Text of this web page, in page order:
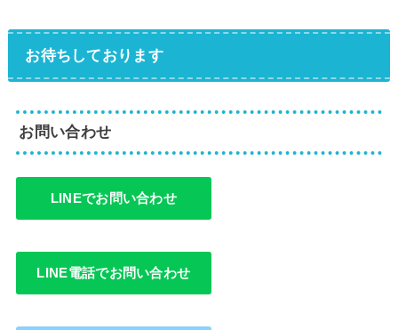
お待ちしております
お問い合わせ
LINEでお問い合わせ
LINE電話でお問い合わせ